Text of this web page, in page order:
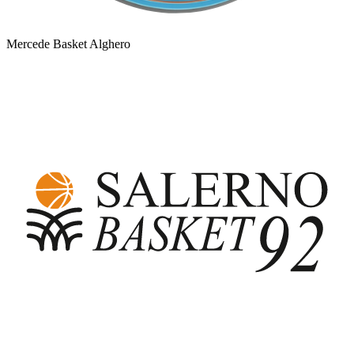
Mercede Basket Alghero